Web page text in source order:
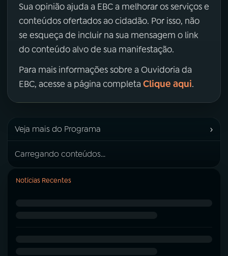
Sua opinião ajuda a EBC a melhorar os serviços e
conteúdos ofertados ao cidadão. Por isso, não
se esqueça de incluir na sua mensagem o link
do conteúdo alvo de sua manifestação.
Para mais informações sobre a Ouvidoria da
EBC, acesse a página completa Clique aqui.
Veja mais do Programa ›
Carregando conteúdos...
Notícias Recentes